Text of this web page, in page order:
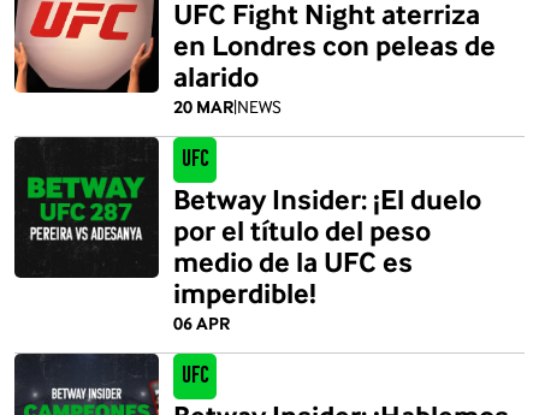
20 MAR|NEWS
UFC Fight Night aterriza
en Londres con peleas de
alarido
UFC
06 APR
Betway Insider: ¡El duelo
por el título del peso
medio de la UFC es
imperdible!
UFC